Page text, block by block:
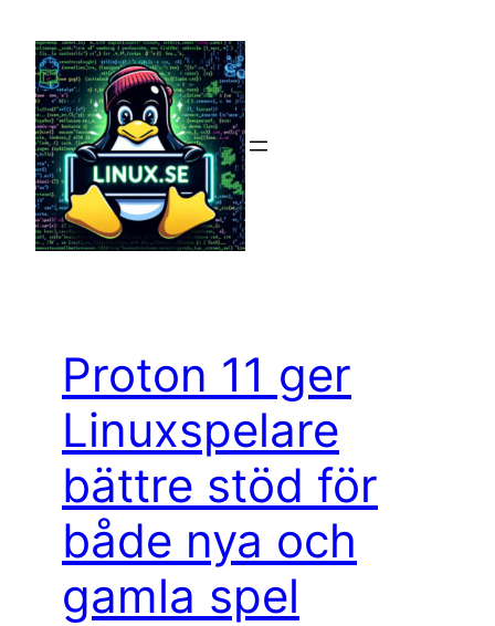
innehåll
Proton 11 ger
Linuxspelare
bättre stöd för
både nya och
gamla spel